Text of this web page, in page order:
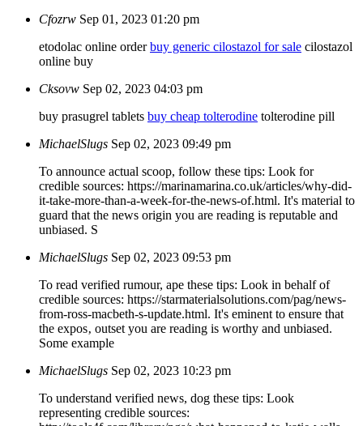
Cfozrw Sep 01, 2023 01:20 pm
etodolac online orderbuy generic cilostazol for sale cilostazol
online buy
Cksovw Sep 02, 2023 04:03 pm
buy prasugrel tablets buy cheap tolterodine tolterodine pill
MichaelSlugs Sep 02, 2023 09:49 pm
To announce actual scoop, follow these tips: Look for
credible sources: https://marinamarina.co.uk/articles/why-did-
it-take-more-than-a-week-for-the-news-of.html. It's material to
guard that the news origin you are reading is reputable and
unbiased. S
MichaelSlugs Sep 02, 2023 09:53 pm
To read verified rumour, ape these tips: Look in behalf of
credible sources: https://starmaterialsolutions.com/pag/news-
from-ross-macbeth-s-update.html. It's eminent to ensure that
the expos‚ outset you are reading is worthy and unbiased.
Some example
MichaelSlugs Sep 02, 2023 10:23 pm
To understand verified news, dog these tips: Look
representing credible sources: